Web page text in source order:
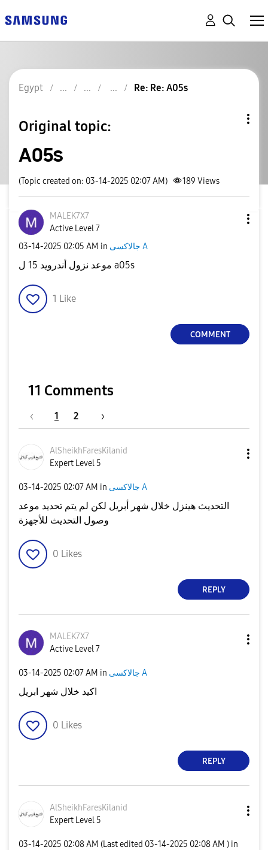
Egypt Re: Re: A05s
Original topic:
A05s
(Topic created on: 03-14-2025 02:07 AM) 189 Views
MALEK7X7
Active Level 7
‎03-14-2025 02:05 AM in جالاكسى A
موعد نزول أندرويد 15 ل a05s
1 Like
COMMENT
11 Comments
1 2
AlSheikhFaresKilanid
Expert Level 5
‎03-14-2025 02:07 AM in جالاكسى A
التحديث هينزل خلال شهر أبريل لكن لم يتم تحديد موعد
وصول التحديث للأجهزة
0 Likes
REPLY
MALEK7X7
Active Level 7
‎03-14-2025 02:07 AM in جالاكسى A
اكيد خلال شهر ابريل
0 Likes
REPLY
AlSheikhFaresKilanid
Expert Level 5
‎03-14-2025 02:08 AM (Last edited ‎03-14-2025 02:08 AM ) in